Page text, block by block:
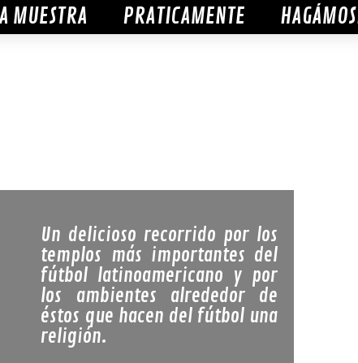
MUESTRA PRATICAMENTE
Un delicioso recorrido por los
templos más importantes del
fútbol latinoamericano y por
los ambientes alrededor de
éstos que hacen del fútbol una
religión.